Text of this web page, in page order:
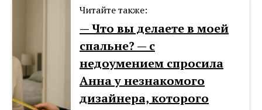
Читайте также:
— Что вы делаете в моей
спальне? — с
недоумением спросила
Анна у незнакомого
дизайнера, которого